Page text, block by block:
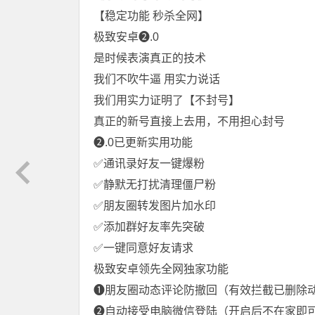
【稳定功能 秒杀全网】
极致安卓❷.0
是时候表演真正的技术
我们不吹牛逼 用实力说话
我们用实力证明了【不封号】
真正的新号直接上去用，不用担心封号
❷.0已更新实用功能
✅通讯录好友一键爆粉
✅静默无打扰清理僵尸粉
✅朋友圈转发图片加水印
✅添加群好友率先突破
✅一键同意好友请求
极致安卓领先全网独家功能
❶朋友圈动态评论防撤回（有效拦截已删除动
❷自动接受电脑微信登陆（开启后不在家即